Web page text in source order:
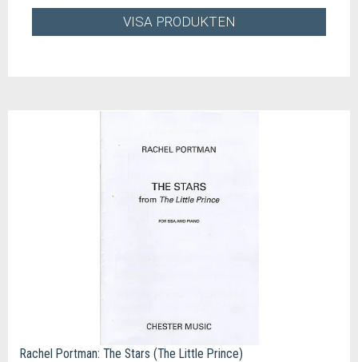
VISA PRODUKTEN
Rachel Portman: The Stars (The Little Prince)